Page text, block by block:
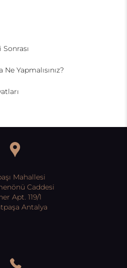
Yapmalısınız?
Mahallesi
Caddesi
Apt. 119/1
Antalya